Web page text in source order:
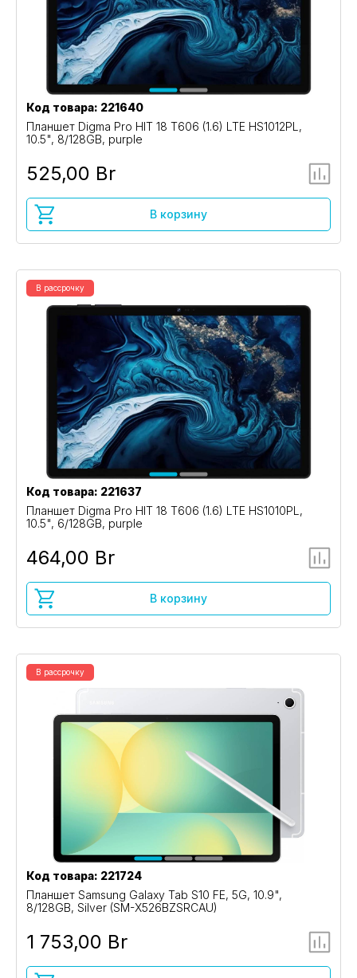
Код товара: 221640
Планшет Digma Pro HIT 18 T606 (1.6) LTE HS1012PL,
10.5", 8/128GB, purple
525,00 Br
В корзину
В рассрочку
Код товара: 221637
Планшет Digma Pro HIT 18 T606 (1.6) LTE HS1010PL,
10.5", 6/128GB, purple
464,00 Br
В корзину
В рассрочку
Код товара: 221724
Планшет Samsung Galaxy Tab S10 FE, 5G, 10.9",
8/128GB, Silver (SM-X526BZSRCAU)
1 753,00 Br